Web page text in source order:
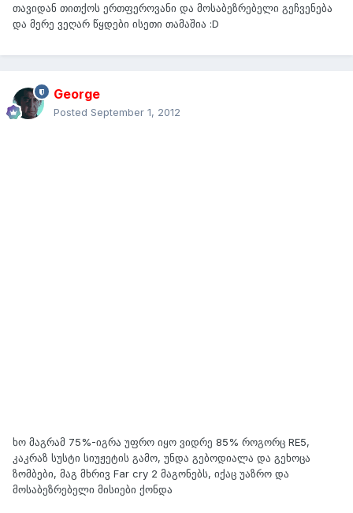
თავიდან თითქოს ერთფეროვანი და მოსაბეზრებელი გეჩვენება
და მერე ვეღარ წყდები ისეთი თამაშია :D
George
Posted September 1, 2012
ხო მაგრამ 75%-იგრა უფრო იყო ვიდრე 85% როგორც RE5,
კაკრაზ სუსტი სიუჟეტის გამო, უნდა გებოდიალა და გეხოცა
ზომბები, მაგ მხრივ Far cry 2 მაგონებს, იქაც უაზრო და
მოსაბეზრებელი მისიები ქონდა